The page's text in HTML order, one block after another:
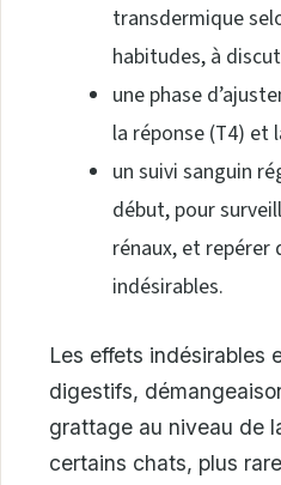
transdermique
habitudes, à
une phase
la réponse (T4) et
un suivi sanguin
début, pour
rénaux, et repérer
indésirables.
Les effets indésirables
digestifs,
grattage au niveau de
certains chats, plus